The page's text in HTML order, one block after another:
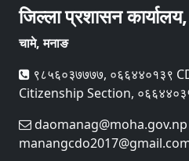
जिल्ला प्रशासन
चामे, मनाङ
९८५६०३७७७७, ०६६४४०१३९
Citizenship Section,
daomanag@moha.gov.np